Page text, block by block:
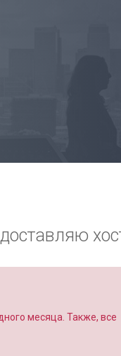
месяца. Также, все